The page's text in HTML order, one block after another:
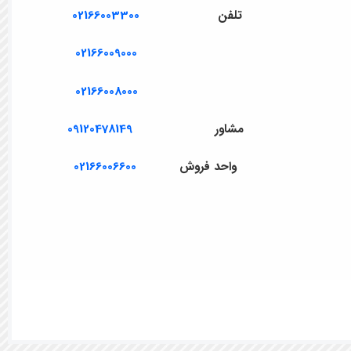
تلفن 02166003300
02166009000
02166008000
مشاور09120478149
واحد فروش 02166006600